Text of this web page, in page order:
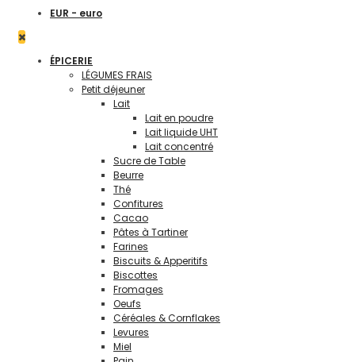
EUR - euro
ÉPICERIE
LÉGUMES FRAIS
Petit déjeuner
Lait
Lait en poudre
Lait liquide UHT
Lait concentré
Sucre de Table
Beurre
Thé
Confitures
Cacao
Pâtes à Tartiner
Farines
Biscuits & Apperitifs
Biscottes
Fromages
Oeufs
Céréales & Cornflakes
Levures
Miel